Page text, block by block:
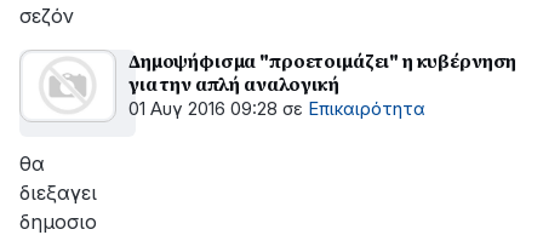
σεζόν
Δημοψήφισμα "προετοιμάζει" η κυβέρνηση
για την απλή αναλογική
01 Αυγ 2016 09:28 σε Επικαιρότητα
θα
διεξαγει
δημοσιο